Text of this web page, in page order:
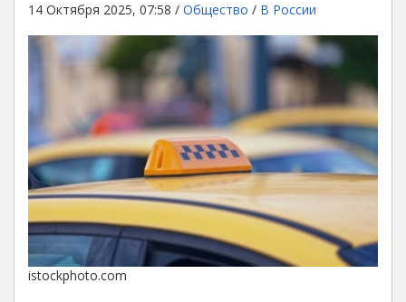
14 Октября 2025, 07:58 / Общество / В России
istockphoto.com